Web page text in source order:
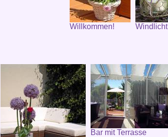
Willkommen! Windlicht
Bar mit Terrasse